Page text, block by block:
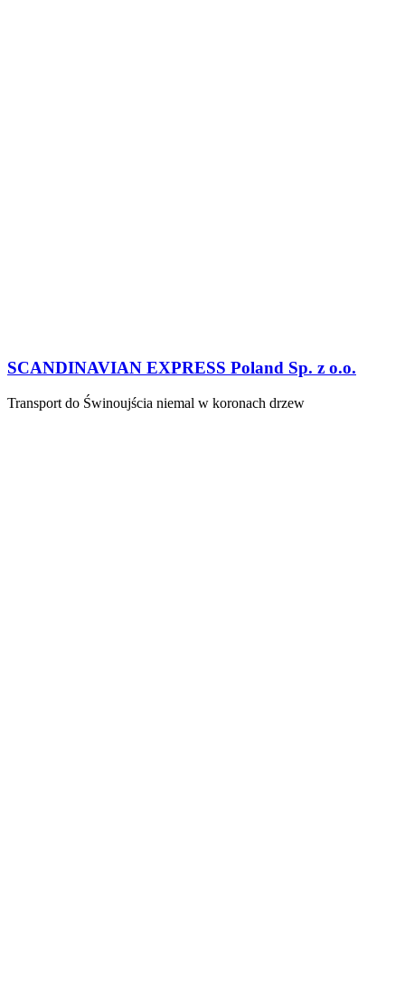
SCANDINAVIAN EXPRESS Poland Sp. z o.o.
Transport do Świnoujścia niemal w koronach drzew